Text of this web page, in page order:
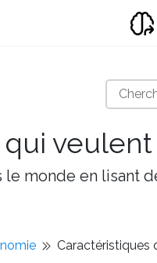
monde en lisant
Caractéristiques